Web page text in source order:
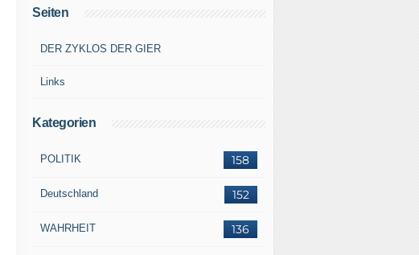
Seiten
DER ZYKLOS DER GIER
Links
Kategorien
158
POLITIK
152
Deutschland
136
WAHRHEIT